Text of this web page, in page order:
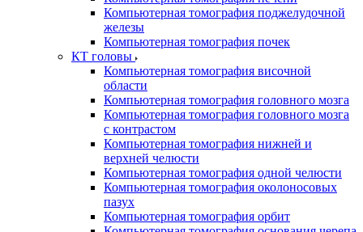
Компьютерная томография поджелудочной
железы
Компьютерная томография почек
КТ головы
Компьютерная томография височной
области
Компьютерная томография головного мозга
Компьютерная томография головного мозга
с контрастом
Компьютерная томография нижней и
верхней челюсти
Компьютерная томография одной челюсти
Компьютерная томография околоносовых
пазух
Компьютерная томография орбит